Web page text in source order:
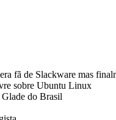
fã de Slackware mas
sobre Ubuntu Linux
do Brasil